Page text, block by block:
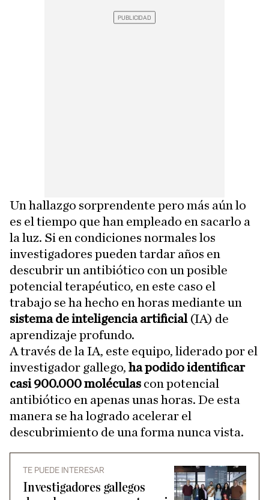
Un hallazgo sorprendente pero más aún lo
es el tiempo que han empleado en sacarlo a
la luz. Si en condiciones normales los
investigadores pueden tardar años en
descubrir un antibiótico con un posible
potencial terapéutico, en este caso el
trabajo se ha hecho en horas mediante un
sistema de inteligencia artificial(IA) de
aprendizaje profundo.
A través de la IA, este equipo, liderado por el
investigador gallego, ha podido identificar
casi 900.000 moléculas con potencial
antibiótico en apenas unas horas. De esta
manera se ha logrado acelerar el
descubrimiento de una forma nunca vista.
TE PUEDE INTERESAR
Investigadores gallegos